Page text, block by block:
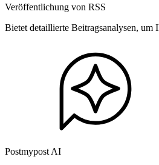
Veröffentlichung von RSS
Bietet detaillierte Beitragsanalysen, um
Postmypost AI